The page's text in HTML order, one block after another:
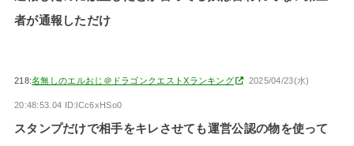
者が通報しただけ
218:名無しのエルおじ＠ドラゴンクエストXランキング 2025/04/23(水)
20:48:53.04 ID:lCc6xHSo0
スタンプだけで相手をキレさせても運営公認の物を使って